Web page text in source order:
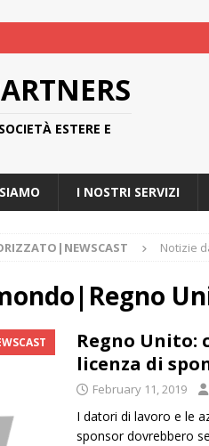
ESTERE E
I NOSTRI SERVIZI
Notizie
Regno Unito:
licenza di
February 11, 2019
I datori di lavoro e le
sponsor dovrebbero